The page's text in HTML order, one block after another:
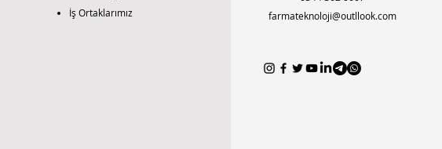
İş Ortaklarımız
farmateknoloji@outllook.com